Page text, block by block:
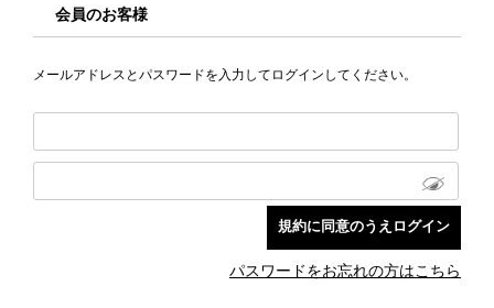
会員のお客様
メールアドレスとパスワードを入力してログインしてください。
パスワードをお忘れの方はこちら